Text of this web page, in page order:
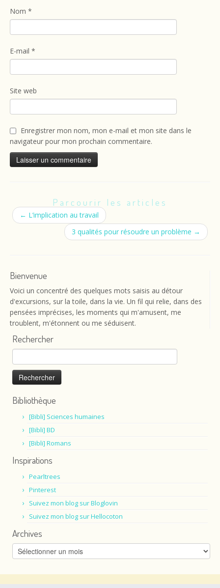
Nom *
E-mail *
Site web
Enregistrer mon nom, mon e-mail et mon site dans le
navigateur pour mon prochain commentaire.
Parcourir les articles
← L’implication au travail
3 qualités pour résoudre un problème →
Bienvenue
Voici un concentré des quelques mots saisis au détour
d'excursions, sur la toile, dans la vie. Un fil qui relie, dans des
pensées imprécises, les moments qui m'amusent, me
troublent, m'étonnent ou me séduisent.
Rechercher
Rechercher :
Bibliothèque
[Bibli] Sciences humaines
[Bibli] BD
[Bibli] Romans
Inspirations
Pearltrees
Pinterest
Suivez mon blog sur Bloglovin
Suivez mon blog sur Hellocoton
Archives
Archives